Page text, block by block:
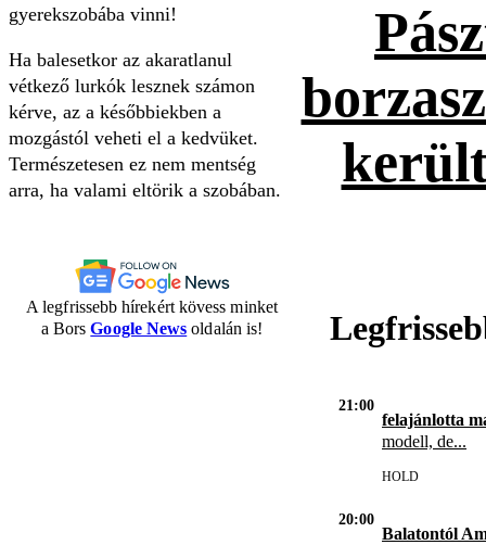
gyerekszobába vinni!
Ha balesetkor az akaratlanul
vétkező lurkók lesznek számon
kérve, az a későbbiekben a
mozgástól veheti el a kedvüket.
Természetesen ez nem mentség
arra, ha valami eltörik a szobában.
A legfrissebb hírekért kövess minket
a BorsGoogle News oldalán is!
21:00
felajánlotta
modell, de...
HOLD
20:00
Balatontól